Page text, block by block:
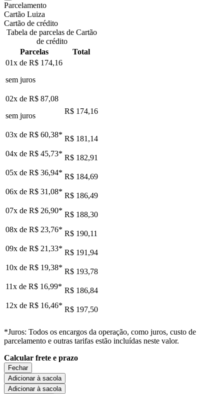
Parcelamento
Cartão Luiza
Cartão de crédito
Tabela de parcelas de Cartão
de crédito
Parcelas
Total
01x de R$ 174,16
sem juros
02x de R$ 87,08
sem juros
R$ 174,16
03x de R$ 60,38* R$ 181,14
04x de R$ 45,73* R$ 182,91
05x de R$ 36,94* R$ 184,69
06x de R$ 31,08* R$ 186,49
07x de R$ 26,90* R$ 188,30
08x de R$ 23,76* R$ 190,11
09x de R$ 21,33* R$ 191,94
10x de R$ 19,38* R$ 193,78
11x de R$ 16,99* R$ 186,84
12x de R$ 16,46* R$ 197,50
*Juros: Todos os encargos da operação, como juros, custo de
parcelamento e outras tarifas estão incluídas neste valor.
Calcular frete e prazo
Fechar
Adicionar à sacola
Adicionar à sacola